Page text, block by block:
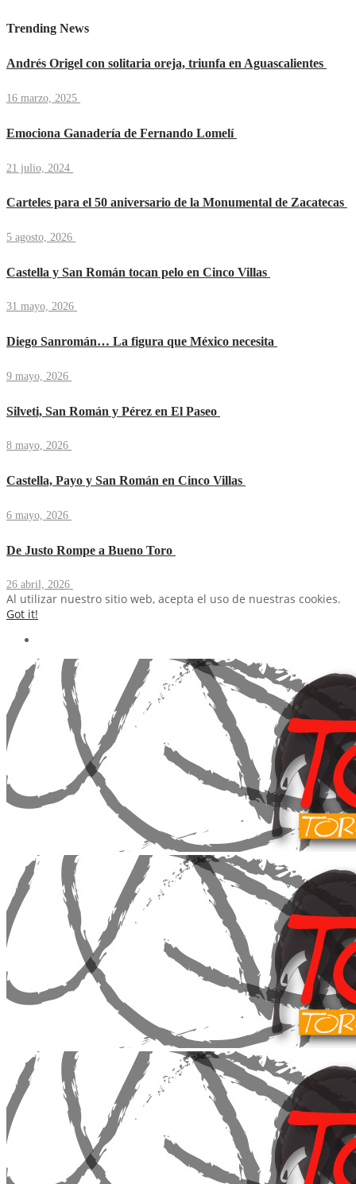
Trending News
Andrés Origel con solitaria oreja, triunfa en Aguascalientes
16 marzo, 2025
Emociona Ganadería de Fernando Lomelí
21 julio, 2024
Carteles para el 50 aniversario de la Monumental de Zacatecas
5 agosto, 2026
Castella y San Román tocan pelo en Cinco Villas
31 mayo, 2026
Diego Sanromán… La figura que México necesita
9 mayo, 2026
Silveti, San Román y Pérez en El Paseo
8 mayo, 2026
Castella, Payo y San Román en Cinco Villas
6 mayo, 2026
De Justo Rompe a Bueno Toro
26 abril, 2026
Al utilizar nuestro sitio web, acepta el uso de nuestras cookies.
Got it!